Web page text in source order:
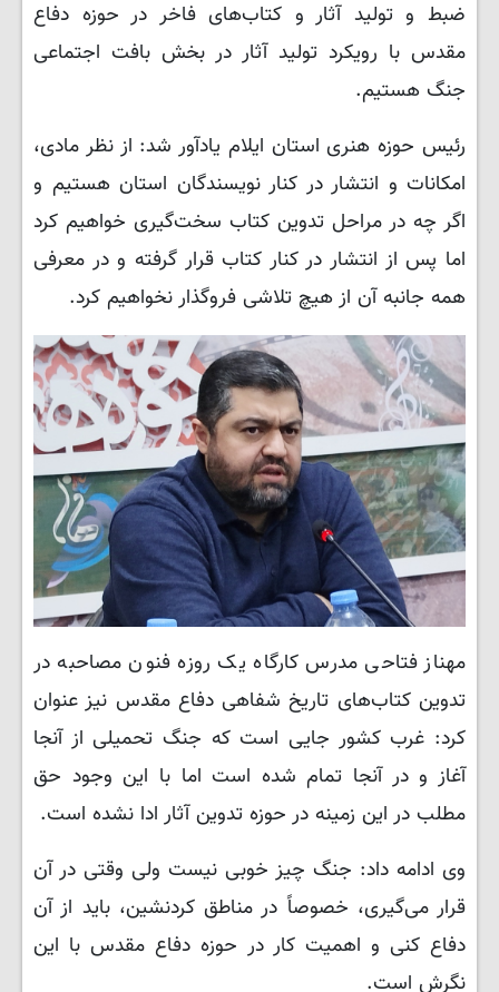
ضبط و تولید آثار و کتاب‌های فاخر در حوزه دفاع
مقدس با رویکرد تولید آثار در بخش بافت اجتماعی
جنگ هستیم.
رئیس حوزه هنری استان ایلام یادآور شد: از نظر مادی،
امکانات و انتشار در کنار نویسندگان استان هستیم و
اگر چه در مراحل تدوین کتاب سخت‌گیری خواهیم کرد
اما پس از انتشار در کنار کتاب قرار گرفته و در معرفی
همه جانبه آن از هیچ تلاشی فروگذار نخواهیم کرد.
مهناز فتاحی مدرس کارگاه یک روزه فنون مصاحبه در
تدوین کتاب‌های تاریخ شفاهی دفاع مقدس نیز عنوان
کرد: غرب کشور جایی است که جنگ تحمیلی از آنجا
آغاز و در آنجا تمام شده است اما با این وجود حق
مطلب در این زمینه در حوزه تدوین آثار ادا نشده است.
وی ادامه داد: جنگ چیز خوبی نیست ولی وقتی در آن
قرار می‌گیری، خصوصاً در مناطق کردنشین، باید از آن
دفاع کنی و اهمیت کار در حوزه دفاع مقدس با این
نگرش است.